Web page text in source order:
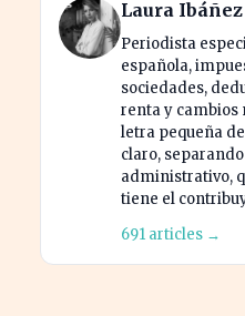
Laura
Periodista
española,
sociedades,
renta y cambios
letra pequeña
claro,
administrativo,
tiene el
691 articles →